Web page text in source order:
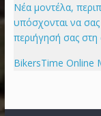
Νέα μοντέλα,
υπόσχονται να
περιήγησή σας στη
BikersTime Online